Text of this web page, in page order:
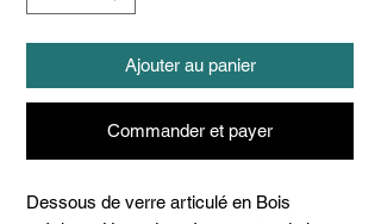
Ajouter au panier
Commander et payer
Dessous de verre articulé en Bois